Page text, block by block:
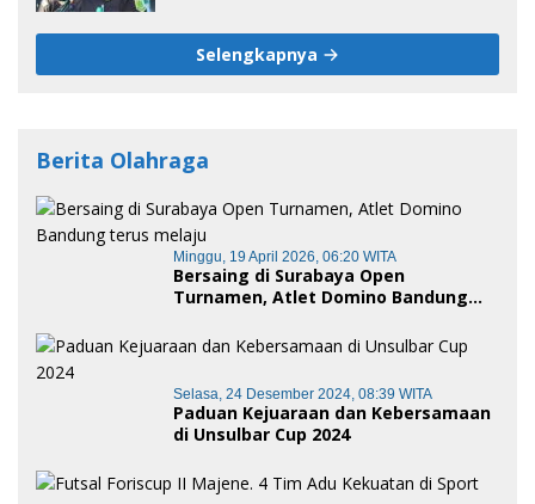
Selengkapnya
Berita Olahraga
Minggu, 19 April 2026, 06:20 WITA
Bersaing di Surabaya Open
Turnamen, Atlet Domino Bandung
Selasa, 24 Desember 2024, 08:39 WITA
Paduan Kejuaraan dan Kebersamaan
di Unsulbar Cup 2024